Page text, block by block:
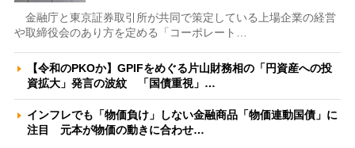
金融庁と東京証券取引所が共同で策定している上場企業の経営
や取締役会のあり方を定める「コーポレート…
【令和のPKOか】GPIFをめぐる片山財務相の「円資産への投
資拡大」発言の波紋 「国債重視」…
インフレでも「物価負け」しない金融商品「物価連動国債」に
注目 元本が物価の動きに合わせ…